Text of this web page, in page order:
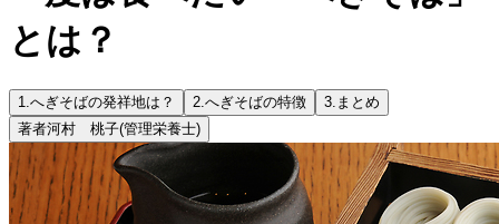
とは？
1.へぎそばの発祥地は？ 2.へぎそばの特徴 3. まとめ
著者河村 桃子(管理栄養士)